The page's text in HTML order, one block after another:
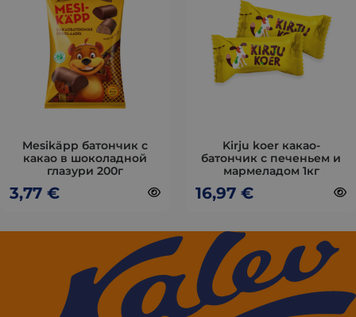
Mesikäpp батончик с
какао в шоколадной
глазури 200г
3,77 €
несколько
вариаций.
выбрать
товара.
Kirju koer какао-
батончик с печеньем и
мармеладом 1кг
16,97 €
несколько
вариаций.
Опции
можно
выбрать
товара.